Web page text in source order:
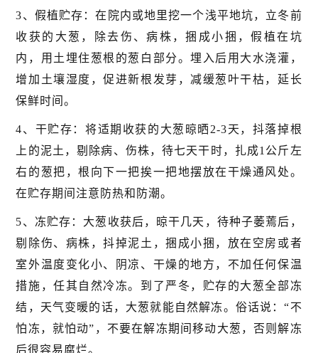
3、假植贮存：在院内或地里挖一个浅平地坑，立冬前
收获的大葱，除去伤、病株，捆成小捆，假植在坑
内，用土埋住葱根的葱白部分。埋入后用大水浇灌，
增加土壤湿度，促进新根发芽，减缓葱叶干枯，延长
保鲜时间。
4、干贮存：将适期收获的大葱晾晒2-3天，抖落掉根
上的泥土，剔除病、伤株，待七天干时，扎成1公斤左
右的葱把，根向下一把挨一把地摆放在干燥通风处。
在贮存期间注意防热和防潮。
5、冻贮存：大葱收获后，晾干几天，待种子萎蔫后，
剔除伤、病株，抖掉泥土，捆成小捆，放在空房或者
室外温度变化小、阴凉、干燥的地方，不加任何保温
措施，任其自然冷冻。到了严冬，贮存的大葱全部冻
结，天气变暖的话，大葱就能自然解冻。俗话说：“不
怕冻，就怕动”，不要在解冻期间移动大葱，否则解冻
后很容易腐烂。